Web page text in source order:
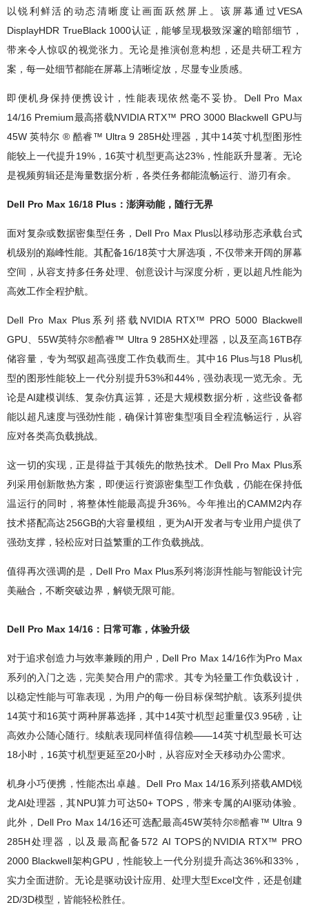
以锐利鲜活的动态清晰度让画面跃然屏上。该屏幕通过VESA
DisplayHDR TrueBlack 1000认证，能够呈现极致深邃的暗部细节，
带来令人惊叹的视觉张力。无论是推演创意构想，还是共研工程方
案，每一处细节都能在屏幕上清晰绽放，尽显专业质感。
即便机身保持便携设计，性能表现依然毫不妥协。Dell Pro Max
14/16 Premium最高搭载NVIDIA RTX™ PRO 3000 Blackwell GPU与
45W 英特尔 ® 酷睿™ Ultra 9 285H处理器，其中14英寸机型图形性
能较上一代提升19%，16英寸机型更高达23%，性能跃升显著。无论
是视频剪辑还是海量数据分析，各类任务都能流畅运行、游刃有余。
Dell Pro Max 16/18 Plus：澎湃动能，随行无界
面对复杂或数据密集型任务，Dell Pro Max Plus以移动形态承载台式
机级别的巅峰性能。其配备16/18英寸大屏选项，不仅带来开阔的屏幕
空间，从容支持多任务处理、创意设计与深度分析，更以超凡性能为
高效工作全程护航。
Dell Pro Max Plus系列搭载NVIDIA RTX™ PRO 5000 Blackwell
GPU、55W英特尔®酷睿™ Ultra 9 285HX处理器，以及至高16TB存
储容量，专为驾驭超高强度工作负载而生。其中16 Plus与18 Plus机
型的图形性能较上一代分别提升53%和44%，强劲表现一览无余。无
论是AI建模训练、复杂仿真运算，还是大规模数据分析，这些设备都
能以超凡速度与强劲性能，确保计算密集型项目全程流畅运行，从容
应对各类高负载挑战。
这一切的实现，正是得益于其领先的散热技术。Dell Pro Max Plus系
列采用创新散热方案，即便运行资源密集型工作负载，仍能在保持低
温运行的同时，将整体性能最高提升36%。今年推出的CAMM2内存
技术搭配高达256GB的大容量模组，更为AI开发者与专业用户提供了
强劲支撑，轻松应对日益繁重的工作负载挑战。
值得再次强调的是，Dell Pro Max Plus系列将澎湃性能与智能设计完
美融合，不断突破边界，解锁无限可能。
Dell Pro Max 14/16：日常可靠，体验升级
对于追求创造力与效率兼顾的用户，Dell Pro Max 14/16作为Pro Max
系列的入门之选，完美契合用户的需求。其专为轻量工作负载设计，
以稳定性能与可靠表现，为用户的每一份目标保驾护航。该系列提供
14英寸和16英寸两种屏幕选择，其中14英寸机型起重量仅3.95磅，让
高效办公随心随行。续航表现同样值得信赖——14英寸机型最长可达
18小时，16英寸机型更延至20小时，从容应对全天移动办公需求。
机身小巧便携，性能杰出卓越。Dell Pro Max 14/16系列搭载AMD锐
龙AI处理器，其NPU算力可达50+ TOPS，带来专属的AI驱动体验。
此外，Dell Pro Max 14/16还可选配最高45W英特尔®酷睿™ Ultra 9
285H处理器，以及最高配备572 AI TOPS的NVIDIA RTX™ PRO
2000 Blackwell架构GPU，性能较上一代分别提升高达36%和33%，
实力全面进阶。无论是驱动设计应用、处理大型Excel文件，还是创建
2D/3D模型，皆能轻松胜任。